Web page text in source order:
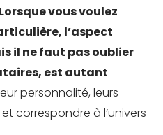
Lorsque vous voulez
l’aspect
il ne faut pas oublier
est autant
personnalité, leurs
correspondre à l’univers